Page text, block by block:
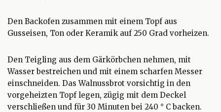
Den Backofen zusammen mit einem Topf aus
Gusseisen, Ton oder Keramik auf 250 Grad vorheizen.
Den Teigling aus dem Gärkörbchen nehmen, mit
Wasser bestreichen und mit einem scharfen Messer
einschneiden. Das Walnussbrot vorsichtig in den
vorgeheizten Topf legen, zügig mit dem Deckel
verschließen und für 30 Minuten bei 240 ° C backen.